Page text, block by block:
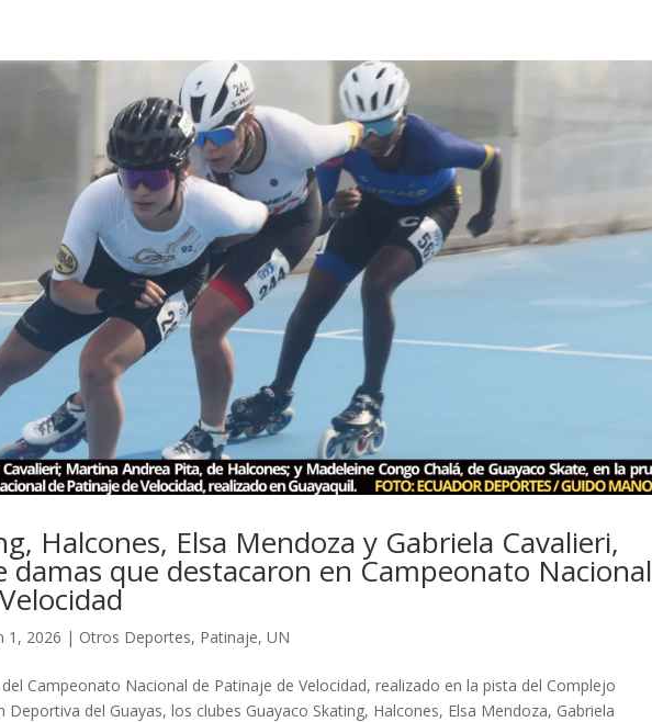
Halcones, Elsa Mendoza y Gabriela Cavalieri,
damas que destacaron en Campeonato Nacional
1, 2026 | Otros Deportes, Patinaje,UN
Campeonato Nacional de Patinaje de Velocidad, realizado en la pista del Complejo
del Guayas, los clubes Guayaco Skating, Halcones, Elsa Mendoza, Gabriela